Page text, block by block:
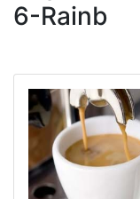
6-Rainb